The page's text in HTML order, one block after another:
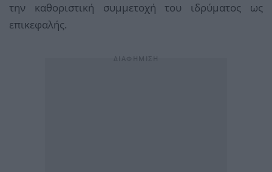
την καθοριστική συμμετοχή του ιδρύματος ως
επικεφαλής.